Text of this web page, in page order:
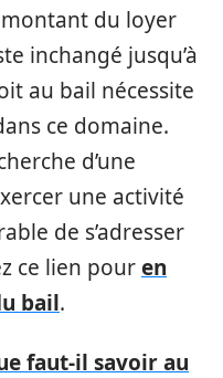
du loyer
inchangé jusqu’à
au bail nécessite
ce domaine.
d’une
une activité
de s’adresser
ce lien pouren
bail.
faut-il savoir au